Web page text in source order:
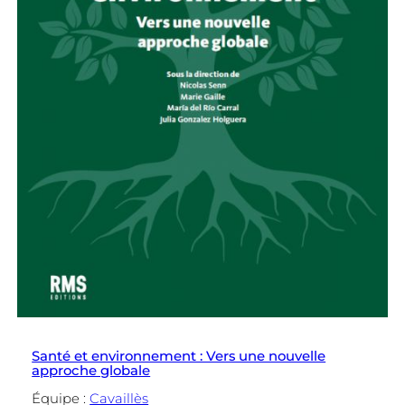
Santé et environnement : Vers une nouvelle
approche globale
Équipe :Cavaillès